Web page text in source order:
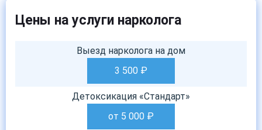
Цены на услуги нарколога
Выезд нарколога на дом
3 500 ₽
Детоксикация «Стандарт»
от 5 000 ₽